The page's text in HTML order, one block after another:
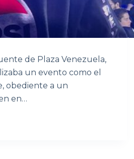
de Plaza Venezuela,
un evento como el
obediente a un
en…